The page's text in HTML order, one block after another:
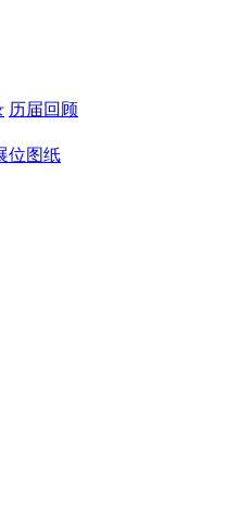
历届回顾
位图纸